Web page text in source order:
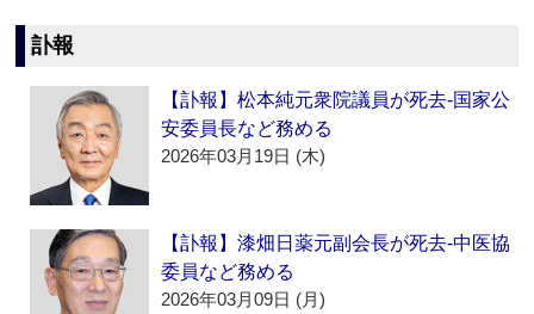
訃報
【訃報】松本純元衆院議員が死去‐国家公
安委員長など務める
2026年03月19日 (木)
【訃報】漆畑日薬元副会長が死去‐中医協
委員など務める
2026年03月09日 (月)